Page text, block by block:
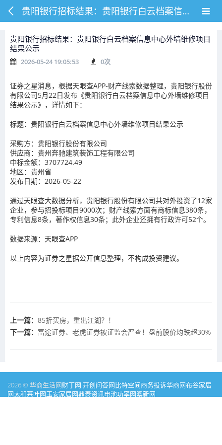
贵阳银行招标结果：贵阳银行白云档案信息中心外墙维修项目结果公示
贵阳银行招标结果：贵阳银行白云档案信息中心外墙维修项目
结果公示
2026-05-24 19:05:53 0次
证券之星消息，根据天眼查APP-财产线索数据整理，贵阳银行股份
有限公司5月22日发布《贵阳银行白云档案信息中心外墙维修项目
结果公示》，详情如下：
标题：贵阳银行白云档案信息中心外墙维修项目结果公示
采购方：贵阳银行股份有限公司
供应商：贵州奔驰建筑装饰工程有限公司
中标金额：3707724.49
地区：贵州省
发布日期：2026-05-22
通过天眼查大数据分析，贵阳银行股份有限公司共对外投资了12家
企业，参与招投标项目9000次；财产线索方面有商标信息380条，
专利信息8条，著作权信息30条；此外企业还拥有行政许可52个。
数据来源：天眼查APP
以上内容为证券之星据公开信息整理，不构成投资建议。
上一篇： 85折买房，重出江湖？！
下一篇： 富途证券、老虎证券被证监会严查！盘前股价均跌超30%
2026 © 华商生活网财丁网 开创问答网比特空间商务投诉华商网布谷家居
网太和茶叶网玉安家居网鼎泰资讯电池功率网澳新网